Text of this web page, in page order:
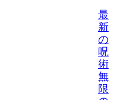
最
新
の
呪
術
無
限